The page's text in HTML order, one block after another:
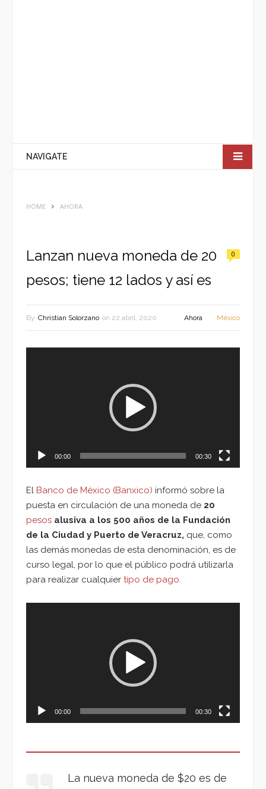
NAVIGATE
HOME AHORA
Lanzan nueva moneda de 20
pesos; tiene 12 lados y así es
0
By Christian Solorzano on 22 abril, 2020 Ahora México
00:00 00:30
El Banco de México (Banxico) informó sobre la
puesta en circulación de una moneda de 20
pesos alusiva a los 500 años de la Fundación
de la Ciudad y Puerto de Veracruz, que, como
las demás monedas de esta denominación, es de
curso legal, por lo que el público podrá utilizarla
para realizar cualquier tipo de pago.
00:00 00:30
La nueva moneda de $20 es de